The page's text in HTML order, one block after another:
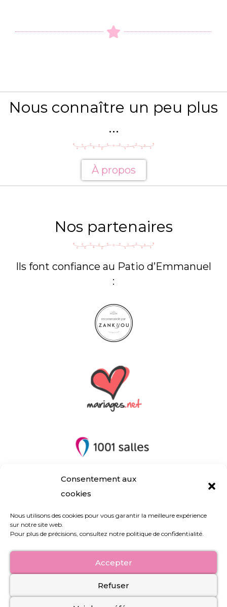
Consentement aux
cookies
Nous utilisons des cookies pour vous garantir la meilleure expérience
sur notre site web.
Pour plus de précisions, consultez notre politique de confidentialité.
Accepter
Refuser
Nous connaître un peu plus
...
À propos
Nos partenaires
Ils font confiance au Patio d’Emmanuel
:
À propos
Nos engagements RSE
Mentions légales
Politique de confidentialité